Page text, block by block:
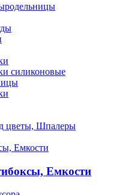
силиконовые
цветы, Шпалеры
Емкости
Емкости